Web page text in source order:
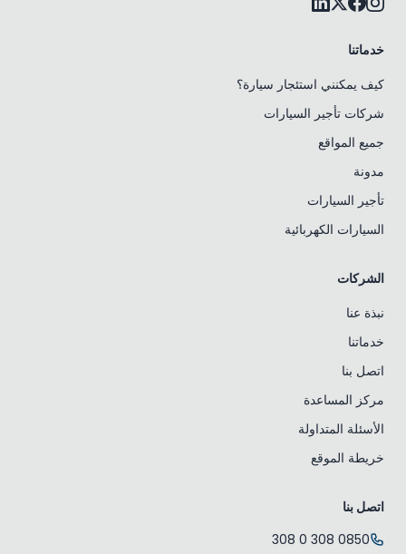
خدماتنا
كيف يمكنني استئجار سيارة؟
شركات تأجير السيارات
جميع المواقع
مدونة
تأجير السيارات
السيارات الكهربائية
الشركات
نبذة عنا
خدماتنا
اتصل بنا
مركز المساعدة
الأسئلة المتداولة
خريطة الموقع
اتصل بنا
0850 308 0 308